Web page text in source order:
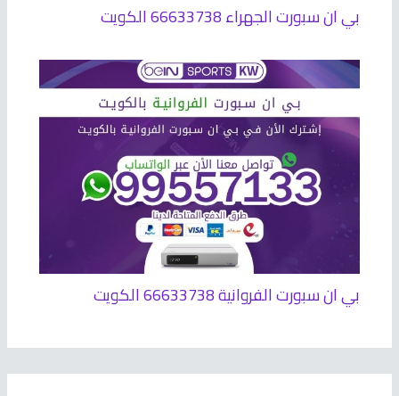
بي ان سبورت الجهراء 66633738 الكويت
بي ان سبورت الفروانية 66633738 الكويت